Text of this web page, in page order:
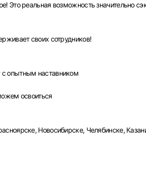
Вход в личный кабинет
Пароль
реальная возможность значительно
своих сотрудников!
опытным наставником
освоиться
Новосибирске, Челябинске,